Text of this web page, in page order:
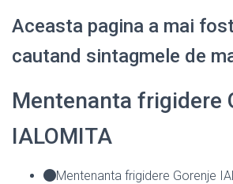
Aceasta pagina a mai
cautand sintagmele de
Mentenanta frigidere
IALOMITA
Mentenanta frigidere Gorenje